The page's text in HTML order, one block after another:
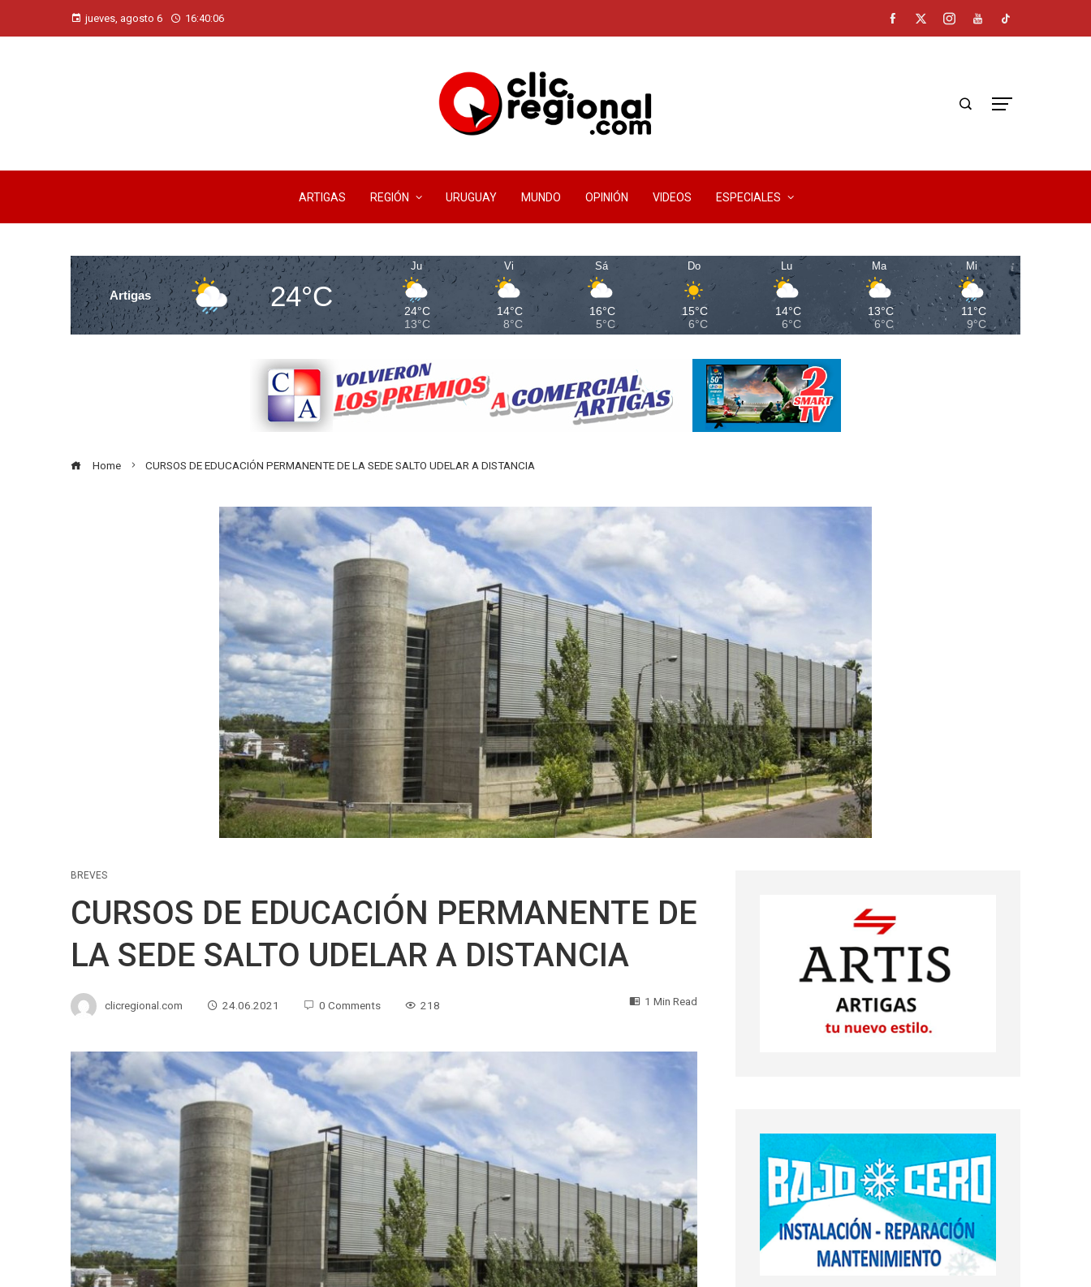
jueves, agosto 6 16:40:07
ARTIGAS REGIÓN URUGUAY MUNDO OPINIÓN VIDEOS ESPECIALES
Artigas 24°C
Ju
24°C
13°C
Vi
14°C
8°C
Sá
16°C
5°C
Do
15°C
6°C
Lu
14°C
6°C
Ma
13°C
6°C
Mi
11°C
9°C
Home CURSOS DE EDUCACIÓN PERMANENTE DE LA SEDE SALTO UDELAR A DISTANCIA
BREVES
CURSOS DE EDUCACIÓN PERMANENTE DE
LA SEDE SALTO UDELAR A DISTANCIA
clicregional.com 24.06.2021 0 Comments 218 1 Min Read